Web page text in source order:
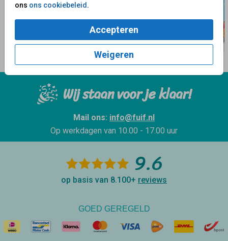
ons ons cookiebeleid.
Accepteren
Weigeren
Wij staan voor je klaar!
Mail ons: info@fuif.nl
Op werkdagen van 10.00 - 17.00 uur
9.6
op basis van 8.100+ reviews
GOED GEREGELD